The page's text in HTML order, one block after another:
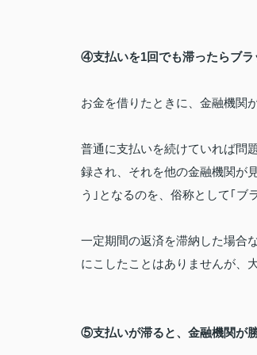
④支払いを1回でも滞ったらブ
お金を借りたときに、金融機関
普通に支払いを続けていれば問
録され、 それを他の金融機関が
う｣となるのを、 俗称として｢ブ
一定期間の返済を滞納した場合
に こしたことはありませんが、
⑤支払いが滞ると、金融機関が